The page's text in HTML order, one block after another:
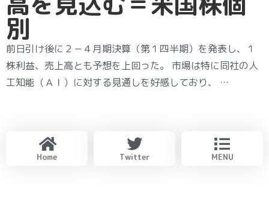
別
前日引け後に２－４月期決算（第１四半期）を発表し、１
株利益、売上高とも予想を上回った。 市場は特に同社の人
工知能（ＡＩ）に対する見通しを好感しており、 …
Home Twitter MENU